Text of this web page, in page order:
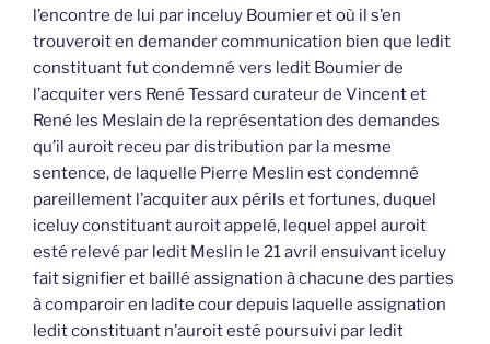
l’encontre de lui par inceluy Boumier et où il s’en
trouveroit en demander communication bien que ledit
constituant fut condemné vers ledit Boumier de
l’acquiter vers René Tessard curateur de Vincent et
René les Meslain de la représentation des demandes
qu’il auroit receu par distribution par la mesme
sentence, de laquelle Pierre Meslin est condemné
pareillement l’acquiter aux périls et fortunes, duquel
iceluy constituant auroit appelé, lequel appel auroit
esté relevé par ledit Meslin le 21 avril ensuivant iceluy
fait signifier et baillé assignation à chacune des parties
à comparoir en ladite cour depuis laquelle assignation
ledit constituant n’auroit esté poursuivi par ledit